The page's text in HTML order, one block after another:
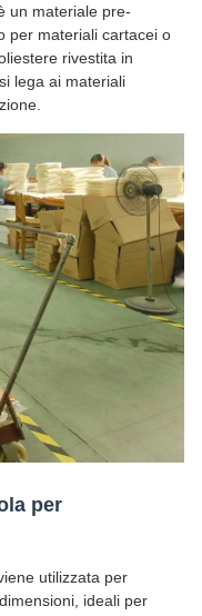
un materiale pre-
per materiali cartacei o
rivestita in
lega ai materiali
per
utilizzata per
ideali per